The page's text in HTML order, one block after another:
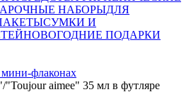
НАБОРЫДЛЯ
СУМКИ И
НОВОГОДНИЕ ПОДАРКИ
флаконах
aimee" 35 мл в футляре